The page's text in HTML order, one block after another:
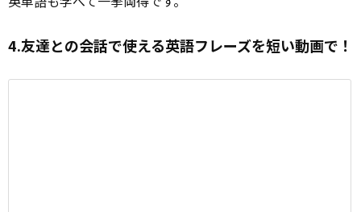
4.友達との会話で使える英語フレーズを短い動画で！